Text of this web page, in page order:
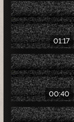
01:17
00:40